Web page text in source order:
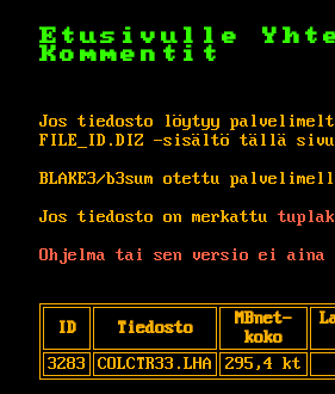
Etusivulle
Kommentit
Jos tiedosto löytyy
FILE_ID.DIZ -sisältö tällä
BLAKE3/b3sum otettu
Jos tiedosto on merkattu
Ohjelma tai sen versio ei aina
ID Tiedosto
MBnet-
koko
3283
COLCTR33.LHA 295,4 kt